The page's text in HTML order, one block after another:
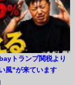
トランプ関税より
風"が来ています